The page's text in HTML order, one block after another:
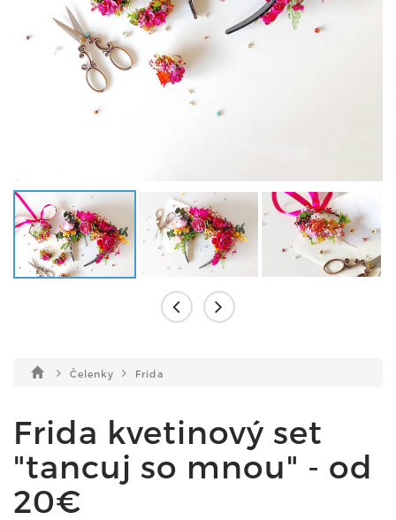
Čelenky Frida
Frida kvetinový set
"tancuj so mnou" - od
20€